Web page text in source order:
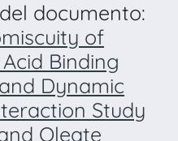
documento:
of
Binding
Dynamic
Study
Oleate